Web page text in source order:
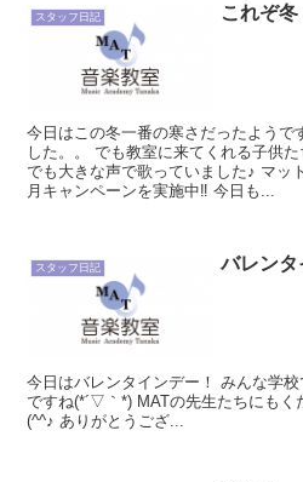
スタッフ日記 これぞ冬
今日はこの冬一番の寒さだったようで
した。。 でも教室に来てくれる子供
でも大きな声で歌っていました♪ マッ
月キャンペーンを実施中‼ 今日も...
スタッフ日記 バレンタ
今日はバレンタインデー！ みんな学
ですね(*´▽｀*) MATの先生たちにもく
(^^♪ ありがとうござ...